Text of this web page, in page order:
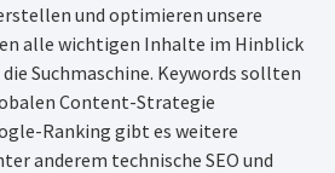
und optimieren unsere
alle wichtigen Inhalte im Hinblick
Suchmaschine. Keywords sollten
Content-Strategie
Ranking gibt es weitere
anderem technische SEO und